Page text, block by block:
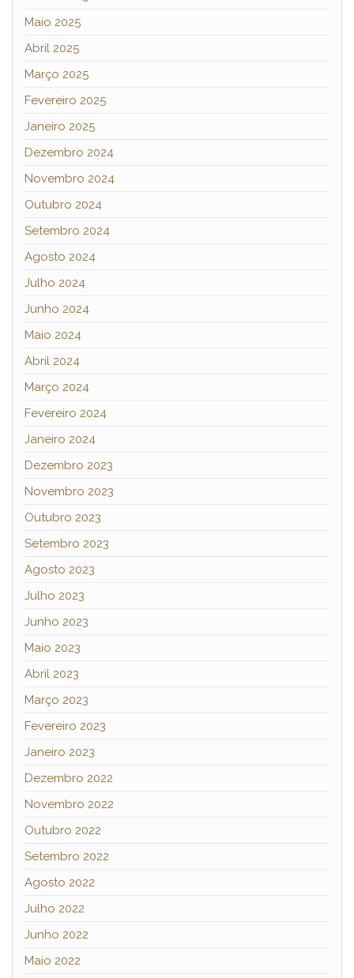
Maio 2025
Abril 2025
Março 2025
Fevereiro 2025
Janeiro 2025
Dezembro 2024
Novembro 2024
Outubro 2024
Setembro 2024
Agosto 2024
Julho 2024
Junho 2024
Maio 2024
Abril 2024
Março 2024
Fevereiro 2024
Janeiro 2024
Dezembro 2023
Novembro 2023
Outubro 2023
Setembro 2023
Agosto 2023
Julho 2023
Junho 2023
Maio 2023
Abril 2023
Março 2023
Fevereiro 2023
Janeiro 2023
Dezembro 2022
Novembro 2022
Outubro 2022
Setembro 2022
Agosto 2022
Julho 2022
Junho 2022
Maio 2022